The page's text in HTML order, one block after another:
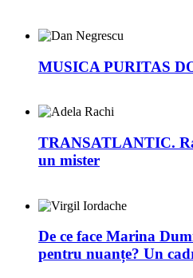
MUSICA PURITAS
TRANSATLANTIC.
un mister
De ce face Marina
pentru nuanțe? Un